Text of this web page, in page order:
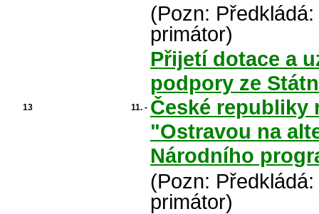
(Pozn:
primátor)
13 11. -
Přijetí dotace a
podpory ze
České republiky
"Ostravou na
Národního
(Pozn:
primátor)